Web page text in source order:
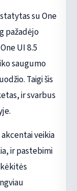
su One
pažadėjo
UI 8.5
saugumo
Taigi šis
ir svarbus
veikia
ir pastebimi